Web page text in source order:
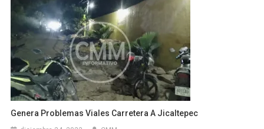
Genera Problemas Viales Carretera A Jicaltepec